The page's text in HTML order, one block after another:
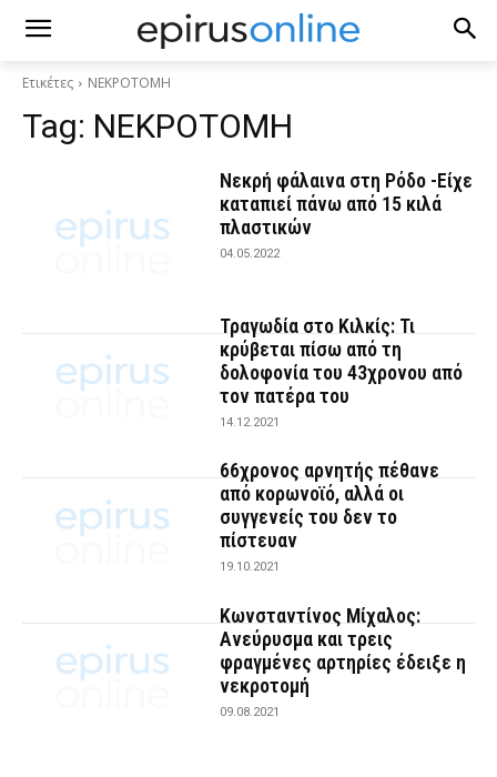
Ετικέτες ΝΕΚΡΟΤΟΜΗ
Tag: ΝΕΚΡΟΤΟΜΗ
Νεκρή φάλαινα στη Ρόδο -Είχε
καταπιεί πάνω από 15 κιλά
πλαστικών
04.05.2022
Τραγωδία στο Κιλκίς: Τι
κρύβεται πίσω από τη
δολοφονία του 43χρονου από
τον πατέρα του
14.12.2021
66χρονος αρνητής πέθανε
από κορωνοϊό, αλλά οι
συγγενείς του δεν το
πίστευαν
19.10.2021
Κωνσταντίνος Μίχαλος:
Ανεύρυσμα και τρεις
φραγμένες αρτηρίες έδειξε η
νεκροτομή
09.08.2021